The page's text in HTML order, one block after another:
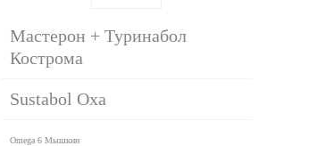
Мастерон + Туринабол
Кострома
Sustabol Оха
Omega 6 Мышкин